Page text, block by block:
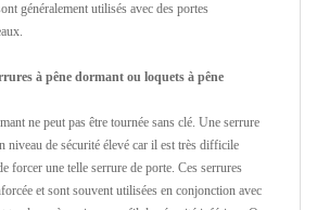
généralement utilisés avec des portes
à pêne dormant ou loquets à pêne
ne peut pas être tournée sans clé. Une serrure
niveau de sécurité élevé car il est très difficile
forcer une telle serrure de porte. Ces serrures
et sont souvent utilisées en conjonction avec